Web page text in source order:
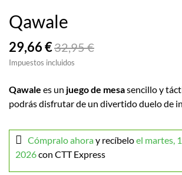
Qawale
29,66 €32,95 €
Impuestos incluidos
Qawale es un juego de mesasencillo y
podrás disfrutar de un divertido duelo de
Cómpralo ahoray recíbeloel martes,
2026con CTT Express